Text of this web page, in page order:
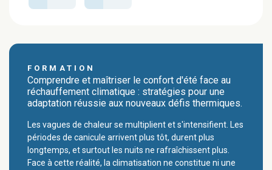
FORMATION
Comprendre et maîtriser le confort d'été face au
réchauffement climatique : stratégies pour une
adaptation réussie aux nouveaux défis thermiques.
Les vagues de chaleur se multiplient et s'intensifient. Les
périodes de canicule arrivent plus tôt, durent plus
longtemps, et surtout les nuits ne rafraîchissent plus.
Face à cette réalité, la climatisation ne constitue ni une